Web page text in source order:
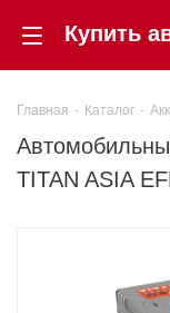
Главная - Каталог -
TITAN ASIA